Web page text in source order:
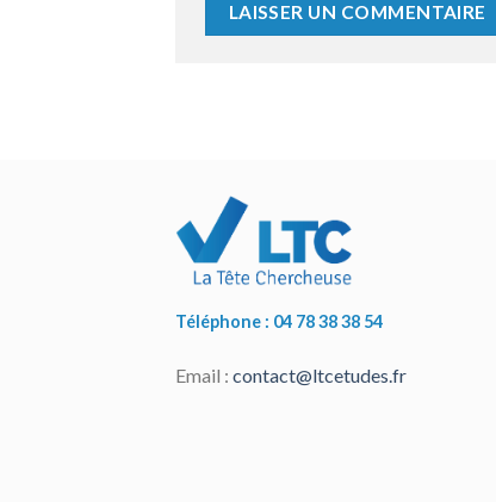
Téléphone : 04 78 38 38 54
Email : contact@ltcetudes.fr